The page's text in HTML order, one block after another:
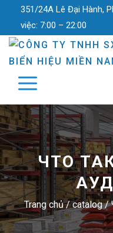
351/24A Lê Đại Hành,
việc: 7:00 – 22:00
ЧТО
Trang chủ/catalog/